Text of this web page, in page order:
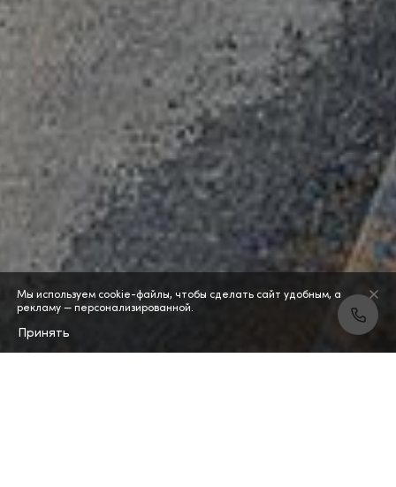
Мы используем cookie-файлы, чтобы сделать сайт удобным, а
рекламу — персонализированной.
Принять